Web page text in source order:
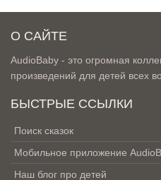
О САЙТЕ
AudioBaby - это огромная
произведений для детей всех
БЫСТРЫЕ ССЫЛКИ
Поиск сказок
Мобильное приложение
Наш блог про детей